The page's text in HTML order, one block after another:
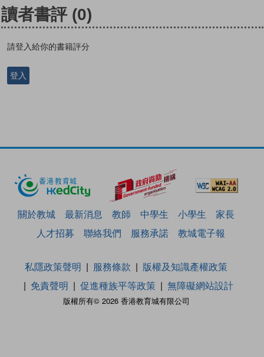
讀者書評 (0)
請登入給你的書籍評分
登入
關於教城 最新消息 教師 中學生 小學生
家長
人才招募
聯絡我們 服務承諾 教城電子報
版權所有© 2026 香港教育城有限公司
私隱政策聲明 服務條款
版權及知識產權政策
免責聲明
促進種族平等政策 無障礙網站設計